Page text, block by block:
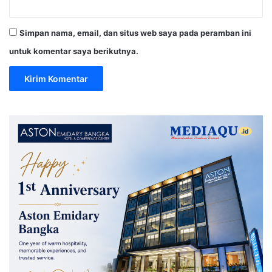
Simpan nama, email, dan situs web saya pada peramban ini
untuk komentar saya berikutnya.